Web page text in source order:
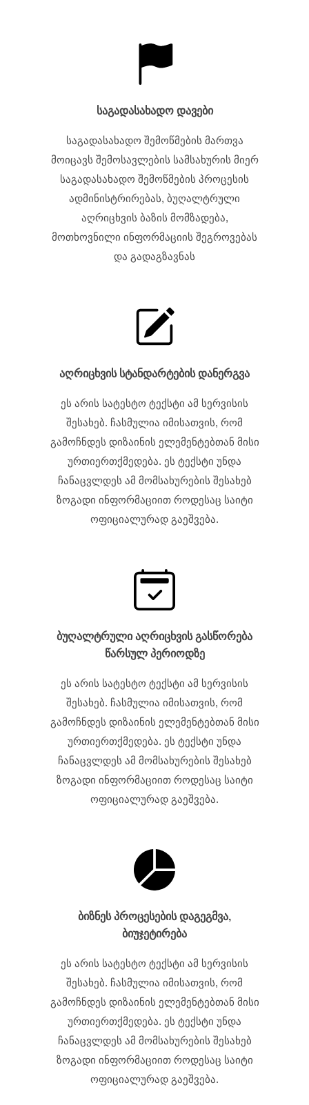
საგადასახადო დავები
საგადასახადო შემოწმების მართვა
მოიცავს შემოსავლების სამსახურის მიერ
საგადასახადო შემოწმების პროცესის
ადმინისტრირებას, ბუღალტრული
აღრიცხვის ბაზის მომზადება,
მოთხოვნილი ინფორმაციის შეგროვებას
და გადაგზავნას
აღრიცხვის სტანდარტების დანერგვა
ეს არის სატესტო ტექსტი ამ სერვისის
შესახებ. ჩასმულია იმისათვის, რომ
გამოჩნდეს დიზაინის ელემენტებთან მისი
ურთიერთქმედება. ეს ტექსტი უნდა
ჩანაცვლდეს ამ მომსახურების შესახებ
ზოგადი ინფორმაციით როდესაც საიტი
ოფიციალურად გაეშვება.
ბუღალტრული აღრიცხვის გასწორება
წარსულ პერიოდზე
ეს არის სატესტო ტექსტი ამ სერვისის
შესახებ. ჩასმულია იმისათვის, რომ
გამოჩნდეს დიზაინის ელემენტებთან მისი
ურთიერთქმედება. ეს ტექსტი უნდა
ჩანაცვლდეს ამ მომსახურების შესახებ
ზოგადი ინფორმაციით როდესაც საიტი
ოფიციალურად გაეშვება.
ბიზნეს პროცესების დაგეგმვა,
ბიუჯეტირება
ეს არის სატესტო ტექსტი ამ სერვისის
შესახებ. ჩასმულია იმისათვის, რომ
გამოჩნდეს დიზაინის ელემენტებთან მისი
ურთიერთქმედება. ეს ტექსტი უნდა
ჩანაცვლდეს ამ მომსახურების შესახებ
ზოგადი ინფორმაციით როდესაც საიტი
ოფიციალურად გაეშვება.